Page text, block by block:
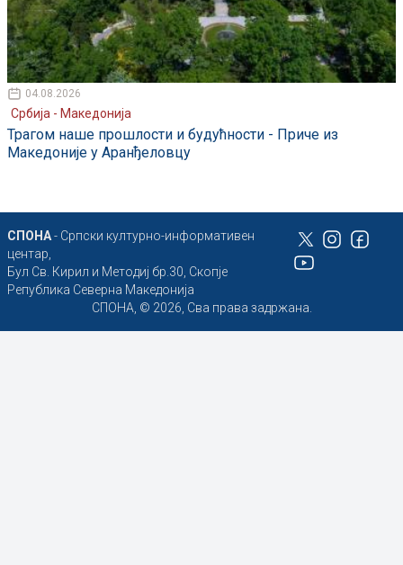
04.08.2026
Србија - Македонија
Трагом наше прошлости и будућности - Приче из
Македоније у Аранђеловцу
СПОНА- Српски културно-информативен
центар,
Бул Св. Кирил и Методиј бр.30, Скопје
Република Северна Македонија
СПОНА, © 2026, Сва права задржана.